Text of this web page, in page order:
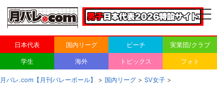
日本代表 国内リーグ ビーチ 実業団/クラブ
学生 海外 トピックス フォト
月バレ.com【月刊バレーボール】 > 国内リーグ > SV女子 >